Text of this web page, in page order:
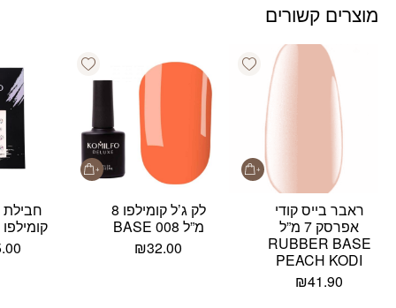
מוצרים קשורים
Add wishlist
ראבר בייס קודי
אפרסק 7 מ”ל
RUBBER BASE
PEACH KODI
₪41.90
Add wishlist
לק ג’ל קומילפו 8
מ”ל BASE 008
₪32.00
קומילפו KCA013